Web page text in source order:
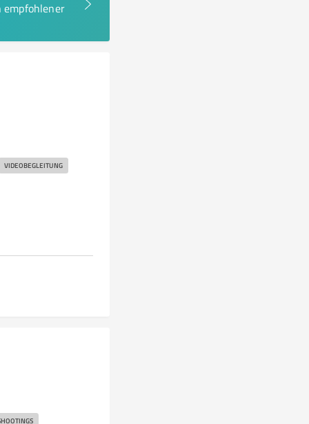
empfohlener
VIDEOBEGLEITUNG